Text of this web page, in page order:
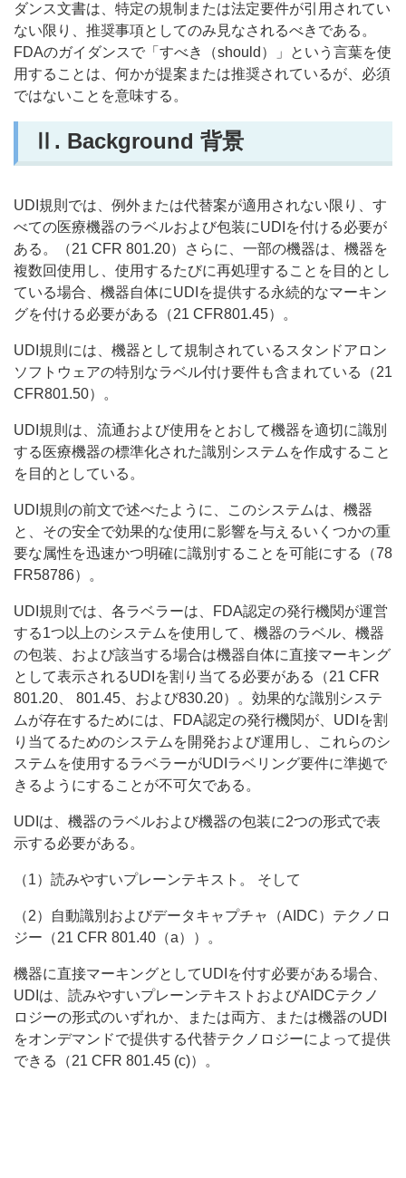
ダンス文書は、特定の規制または法定要件が引用されてい
ない限り、推奨事項としてのみ見なされるべきである。
FDAのガイダンスで「すべき（should）」という言葉を使
用することは、何かが提案または推奨されているが、必須
ではないことを意味する。
Ⅱ. Background 背景
UDI規則では、例外または代替案が適用されない限り、す
べての医療機器のラベルおよび包装にUDIを付ける必要が
ある。（21 CFR 801.20）さらに、一部の機器は、機器を
複数回使用し、使用するたびに再処理することを目的とし
ている場合、機器自体にUDIを提供する永続的なマーキン
グを付ける必要がある（21 CFR801.45）。
UDI規則には、機器として規制されているスタンドアロン
ソフトウェアの特別なラベル付け要件も含まれている（21
CFR801.50）。
UDI規則は、流通および使用をとおして機器を適切に識別
する医療機器の標準化された識別システムを作成すること
を目的としている。
UDI規則の前文で述べたように、このシステムは、機器
と、その安全で効果的な使用に影響を与えるいくつかの重
要な属性を迅速かつ明確に識別することを可能にする（78
FR58786）。
UDI規則では、各ラベラーは、FDA認定の発行機関が運営
する1つ以上のシステムを使用して、機器のラベル、機器
の包装、および該当する場合は機器自体に直接マーキング
として表示されるUDIを割り当てる必要がある（21 CFR
801.20、 801.45、および830.20）。効果的な識別システ
ムが存在するためには、FDA認定の発行機関が、UDIを割
り当てるためのシステムを開発および運用し、これらのシ
ステムを使用するラベラーがUDIラベリング要件に準拠で
きるようにすることが不可欠である。
UDIは、機器のラベルおよび機器の包装に2つの形式で表
示する必要がある。
（1）読みやすいプレーンテキスト。 そして
（2）自動識別およびデータキャプチャ（AIDC）テクノロ
ジー（21 CFR 801.40（a））。
機器に直接マーキングとしてUDIを付す必要がある場合、
UDIは、読みやすいプレーンテキストおよびAIDCテクノ
ロジーの形式のいずれか、または両方、または機器のUDI
をオンデマンドで提供する代替テクノロジーによって提供
できる（21 CFR 801.45 (c)）。